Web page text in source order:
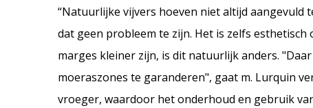
“Natuurlijke vijvers hoeven niet altijd aangevuld
dat geen probleem te zijn. Het is zelfs
marges kleiner zijn, is dit natuurlijk anders.
moeraszones te garanderen", gaat m. Lurquin
vroeger, waardoor het onderhoud en gebruik